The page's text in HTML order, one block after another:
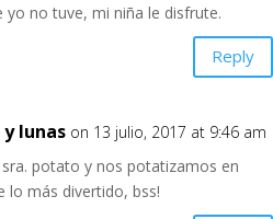
yo no tuve, mi niña le disfrute.
Reply
lunas on 13 julio, 2017 at 9:46 am
potato y nos potatizamos en
lo más divertido, bss!